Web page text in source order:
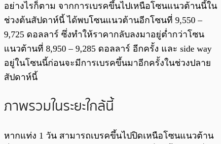
อย่างไรก็ตาม จากการเบรคขึ้นไปเหนือโซนแนวต้านนี้ใน
ช่วงต้นสัปดาห์นี้ ได้พบโซนแนวต้านอีกโซนที่ 9,550 –
9,725 ดอลลาร์ ซึ่งทำให้ราคากลับลงมาอยู่ต่ำกว่าโซน
แนวต้านที่ 8,950 – 9,285 ดอลลาร์ อีกครั้ง และ side way
อยู่ในโซนนี้ก่อนจะมีการเบรคขึ้นมาอีกครั้งในช่วงปลาย
สัปดาห์นี้
ภาพรวมในระยะใกล้นี้
หากแท่ง 1 วัน สามารถเบรคขึ้นไปปิดเหนือโซนแนวต้าน